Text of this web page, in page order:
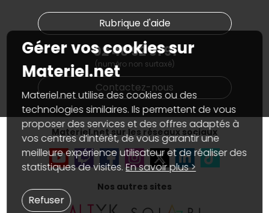
Materiel.net recrute
Notre programme d'affiliation
Partenariat & Sponsoring
Nos marques
Conditions générales de vente
Marketplace
Informations légales
Données personnellesetcookies
Gérer vos cookies
Accessibilité : non conforme
Rubrique d'aide
02 40 92 91 91
(numéro non surtaxé)
Contactez-nous
Materiel.net sur les réseaux sociaux
Nos autres sites
Gérer vos cookies sur
Materiel.net
Materiel.net utilise des cookies ou des
technologies similaires. Ils permettent de vous
proposer des services et des offres adaptés à
vos centres d’intérêt, de vous garantir une
meilleure expérience utilisateur et de réaliser des
statistiques de visites.En savoir plus >
Refuser